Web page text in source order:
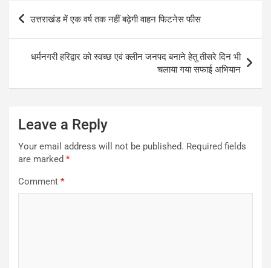
Post
navigation
उत्तराखंड में एक वर्ष तक नहीं बढ़ेगी वाहन फिटनेस फीस
धर्मनगरी हरिद्वार को स्वच्छ एवं क्लीन जनपद बनाने हेतु तीसरे दिन भी
चलाया गया सफाई अभियान
Leave a Reply
Your email address will not be published. Required fields
are marked *
Comment *